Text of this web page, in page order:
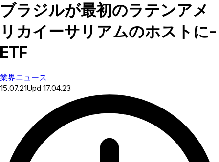
ブラジルが最初のラテンアメ
リカイーサリアムのホストに-
ETF
業界ニュース
15.07.21Upd 17.04.23